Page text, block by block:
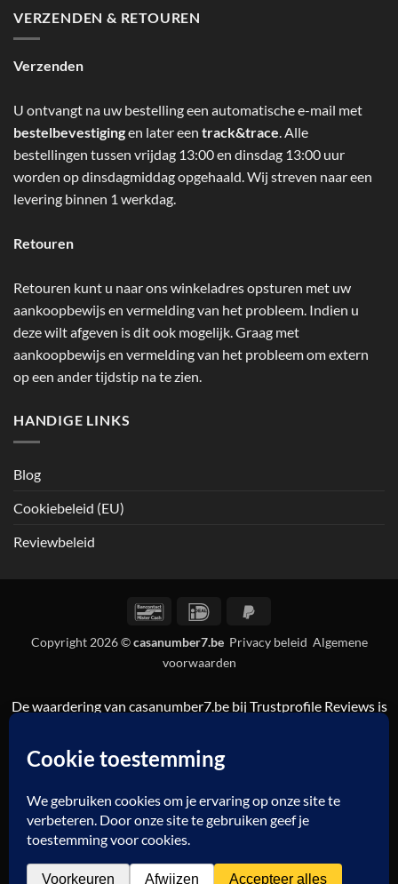
VERZENDEN & RETOUREN
Verzenden
U ontvangt na uw bestelling een automatische e-mail met
bestelbevestigingen later een track&trace. Alle
bestellingen tussen vrijdag 13:00 en dinsdag 13:00 uur
worden op dinsdagmiddag opgehaald. Wij streven naar een
levering binnen 1 werkdag.
Retouren
Retouren kunt u naar ons winkeladres opsturen met uw
aankoopbewijs en vermelding van het probleem. Indien u
deze wilt afgeven is dit ook mogelijk. Graag met
aankoopbewijs en vermelding van het probleem om extern
op een ander tijdstip na te zien.
HANDIGE LINKS
Blog
Cookiebeleid (EU)
Reviewbeleid
BancontactIDeal
Copyright 2026 ©casanumber7.be Privacy beleid Algemene
voorwaarden
De waardering van casanumber7.be bij Trustprofile Reviewsis